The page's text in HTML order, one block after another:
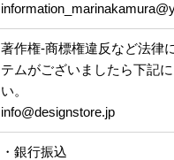
著作権-商標権違反など法律
テムがございましたら下記
い。
info@designstore.jp
・銀行振込